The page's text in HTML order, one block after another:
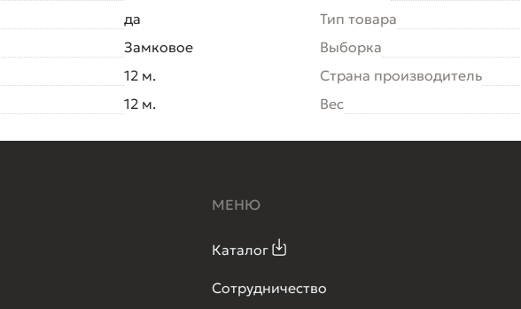
да
Замковое
12 м.
12 м.
Тип товара
Выборка
Страна производитель
Вес
МЕНЮ
Каталог
Сотрудничество